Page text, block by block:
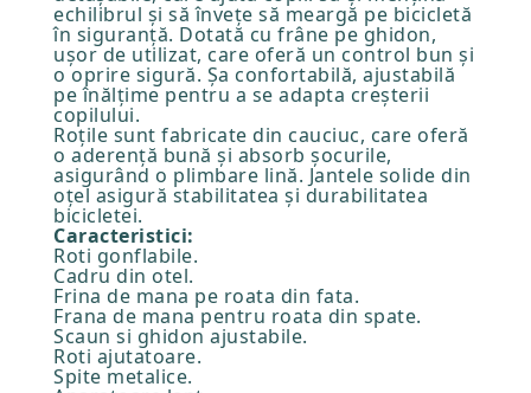
echilibrul și să învețe să meargă pe bicicletă
în siguranță. Dotată cu frâne pe ghidon,
ușor de utilizat, care oferă un control bun și
o oprire sigură. Șa confortabilă, ajustabilă
pe înălțime pentru a se adapta creșterii
copilului.
Roțile sunt fabricate din cauciuc, care oferă
o aderență bună și absorb șocurile,
asigurând o plimbare lină. Jantele solide din
oțel asigură stabilitatea și durabilitatea
bicicletei.
Caracteristici:
Roti gonflabile.
Cadru din otel.
Frina de mana pe roata din fata.
Frana de mana pentru roata din spate.
Scaun si ghidon ajustabile.
Roti ajutatoare.
Spite metalice.